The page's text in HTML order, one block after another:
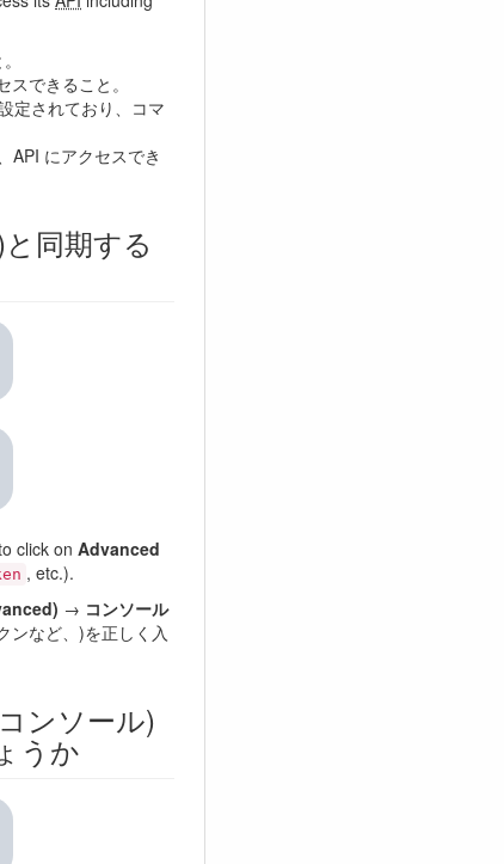
できること。
定されており、コマ
API にアクセスでき
同期する
click on Advanced
, etc.).
→ コンソール
ンなど、)を正しく入
ンソール)
うか